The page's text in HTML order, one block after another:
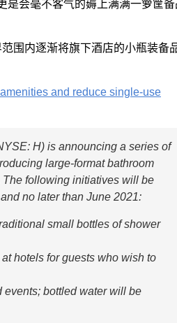
是会毫不客气的薅上满满一箩筐备
围内逐渐将旗下酒店的小瓶装备
and reduce single-use
H) is announcing a series of
large-format bathroom
following initiatives will be
no later than June 2021:
small bottles of shower
hotels for guests who wish to
events; bottled water will be